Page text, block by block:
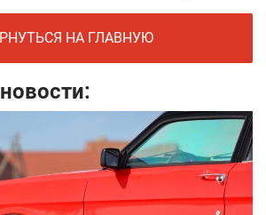
НА ГЛАВНУЮ